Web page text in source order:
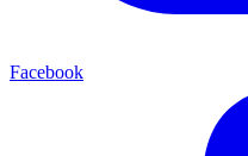
Facebook